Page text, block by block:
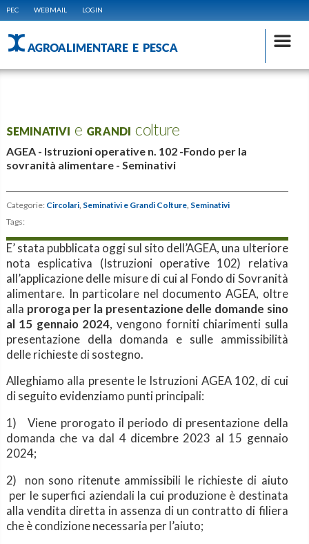
PEC WEBMAIL LOGIN
AGROALIMENTARE E PESCA
SEMINATIVI e GRANDI colture
AGEA - Istruzioni operative n. 102 -Fondo per la
sovranità alimentare - Seminativi
Categorie: Circolari, Seminativi e Grandi Colture, Seminativi
Tags:
E’ stata pubblicata oggi sul sito dell’AGEA, una ulteriore
nota esplicativa (Istruzioni operative 102) relativa
all’applicazione delle misure di cui al Fondo di Sovranità
alimentare. In particolare nel documento AGEA, oltre
alla proroga per la presentazione delle domande sino
al 15 gennaio 2024, vengono forniti chiarimenti sulla
presentazione della domanda e sulle ammissibilità
delle richieste di sostegno.
Alleghiamo alla presente le Istruzioni AGEA 102, di cui
di seguito evidenziamo punti principali:
1) Viene prorogato il periodo di presentazione della
domanda che va dal 4 dicembre 2023 al 15 gennaio
2024;
2)
non sono ritenute ammissibili le richieste di aiuto
per le superfici aziendali la cui produzione è destinata
alla vendita diretta in assenza di un contratto di filiera
che è condizione necessaria per l’aiuto;